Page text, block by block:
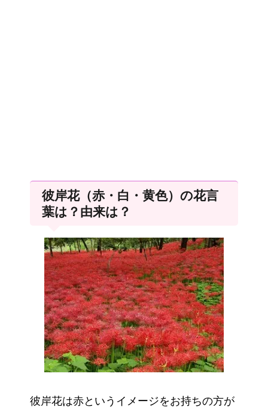
彼岸花（赤・白・黄色）の花言
葉は？由来は？
彼岸花は赤というイメージをお持ちの方が